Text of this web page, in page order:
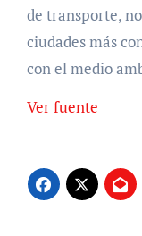
de transporte,
ciudades más
con el medio
Ver fuente